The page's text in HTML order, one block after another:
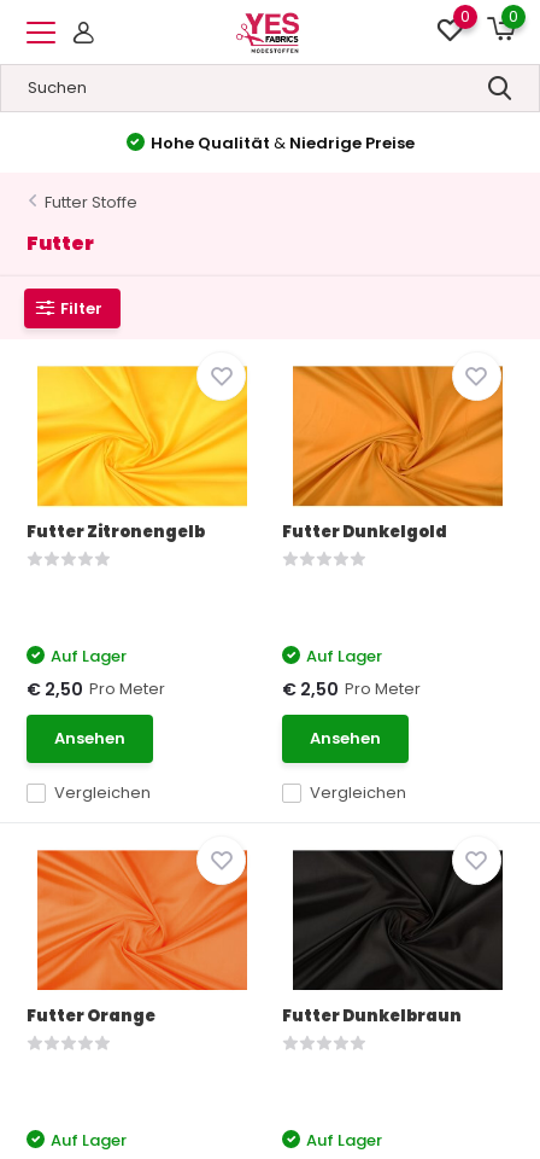
0 0
Hohe Qualität & Niedrige Preise
Futter Stoffe
Futter
Filter
Futter Zitronengelb
Vergleichen
Auf Lager
€ 2,50 Pro Meter
Ansehen
Futter Dunkelgold
Vergleichen
Auf Lager
€ 2,50 Pro Meter
Ansehen
Futter Orange
Auf Lager
Futter Dunkelbraun
Auf Lager